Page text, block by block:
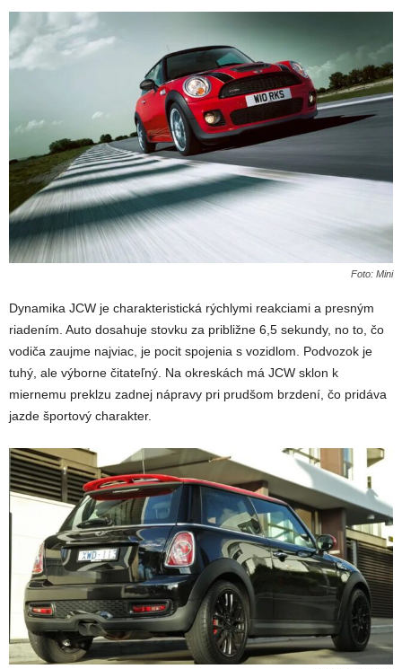
Foto: Mini
Dynamika JCW je charakteristická rýchlymi reakciami a presným
riadením. Auto dosahuje stovku za približne 6,5 sekundy, no to, čo
vodiča zaujme najviac, je pocit spojenia s vozidlom. Podvozok je
tuhý, ale výborne čitateľný. Na okreskách má JCW sklon k
miernemu preklzu zadnej nápravy pri prudšom brzdení, čo pridáva
jazde športový charakter.